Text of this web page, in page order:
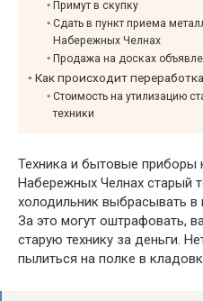
Примут в скупку
Сдать в пункт приема
Набережных Челнах
Продажа на досках
Как происходит
Стоимость на утилизацию
техники
Техника и бытовые приборы
Набережных Челнах старый
холодильник выбрасывать в
За это могут оштрафовать,
старую технику за деньги.
пылиться на полке в